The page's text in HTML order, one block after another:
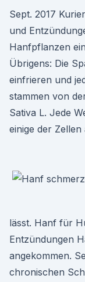
Sept. 2017
und
Hanfpflanzen
Übrigens: Die
einfrieren und
stammen von
Sativa L. Jede
einige der
lässt. Hanf für
Entzündungen
angekommen.
chronischen